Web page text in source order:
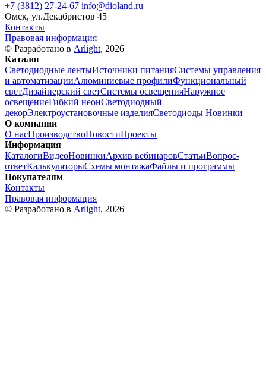
+7 (3812) 27-24-67 info@dioland.ru
Омск, ул.Декабристов 45
Контакты
Правовая информация
© Разработано в Arlight, 2026
Каталог
Светодиодные лентыИсточники питанияСистемы управления
и автоматизацииАлюминиевые профилиФункциональный
светДизайнерский светСистемы освещенияНаружное
освещениеГибкий неонСветодиодный
декорЭлектроустановочные изделияСветодиоды Новинки
О компании
О насПроизводствоНовостиПроекты
Информация
КаталогиВидеоНовинкиАрхив вебинаровСтатьиВопрос-
ответКалькуляторыСхемы монтажаФайлы и программы
Покупателям
Контакты
Правовая информация
© Разработано в Arlight, 2026